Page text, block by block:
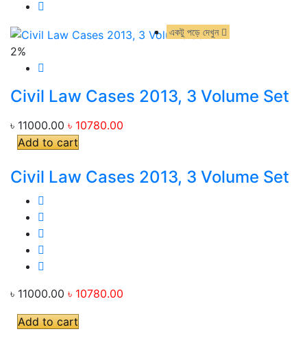
2%
একটু পড়ে দেখুন
Civil Law Cases 2013, 3 Volume Set
৳ 11000.00 ৳ 10780.00
Add to cart
Civil Law Cases 2013, 3 Volume Set
৳ 11000.00 ৳ 10780.00
Add to cart
একটু পড়ে দেখুন